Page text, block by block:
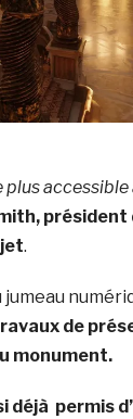
plus
.
jumeau
de
monument.
déjà permis